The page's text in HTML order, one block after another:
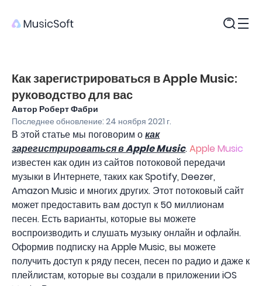
Как зарегистрироваться в Apple Music:
руководство для вас
Автор Роберт Фабри
Последнее обновление: 24 ноября 2021 г.
В этой статье мы поговорим окак
зарегистрироваться в Apple Music.Apple Music
известен как один из сайтов потоковой передачи
музыки в Интернете, таких как Spotify, Deezer,
Amazon Music и многих других. Этот потоковый сайт
может предоставить вам доступ к 50 миллионам
песен. Есть варианты, которые вы можете
воспроизводить и слушать музыку онлайн и офлайн.
Оформив подписку на Apple Music, вы можете
получить доступ к ряду песен, песен по радио и даже к
плейлистам, которые вы создали в приложении iOS